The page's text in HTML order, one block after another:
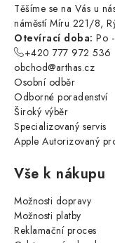
Těšíme se na Vás u
náměstí Míru 221/8,
Otevírací doba: Po
+420 777 972 536
obchod@arthas.cz
Osobní odběr
Odborné poradenství
Široký výběr
Specializovaný servis
Apple Autorizovaný
Vše k nákupu
Možnosti dopravy
Možnosti platby
Reklamační proces